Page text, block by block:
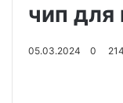
чип для
05.03.2024 0 214